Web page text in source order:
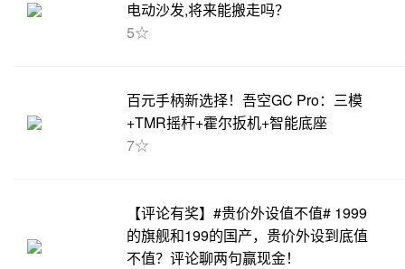
电动沙发,将来能搬走吗？
5☆
百元手柄新选择！吾空GC Pro：三模
+TMR摇杆+霍尔扳机+智能底座
7☆
【评论有奖】#贵价外设值不值# 1999
的旗舰和199的国产，贵价外设到底值
不值？评论聊两句赢现金！